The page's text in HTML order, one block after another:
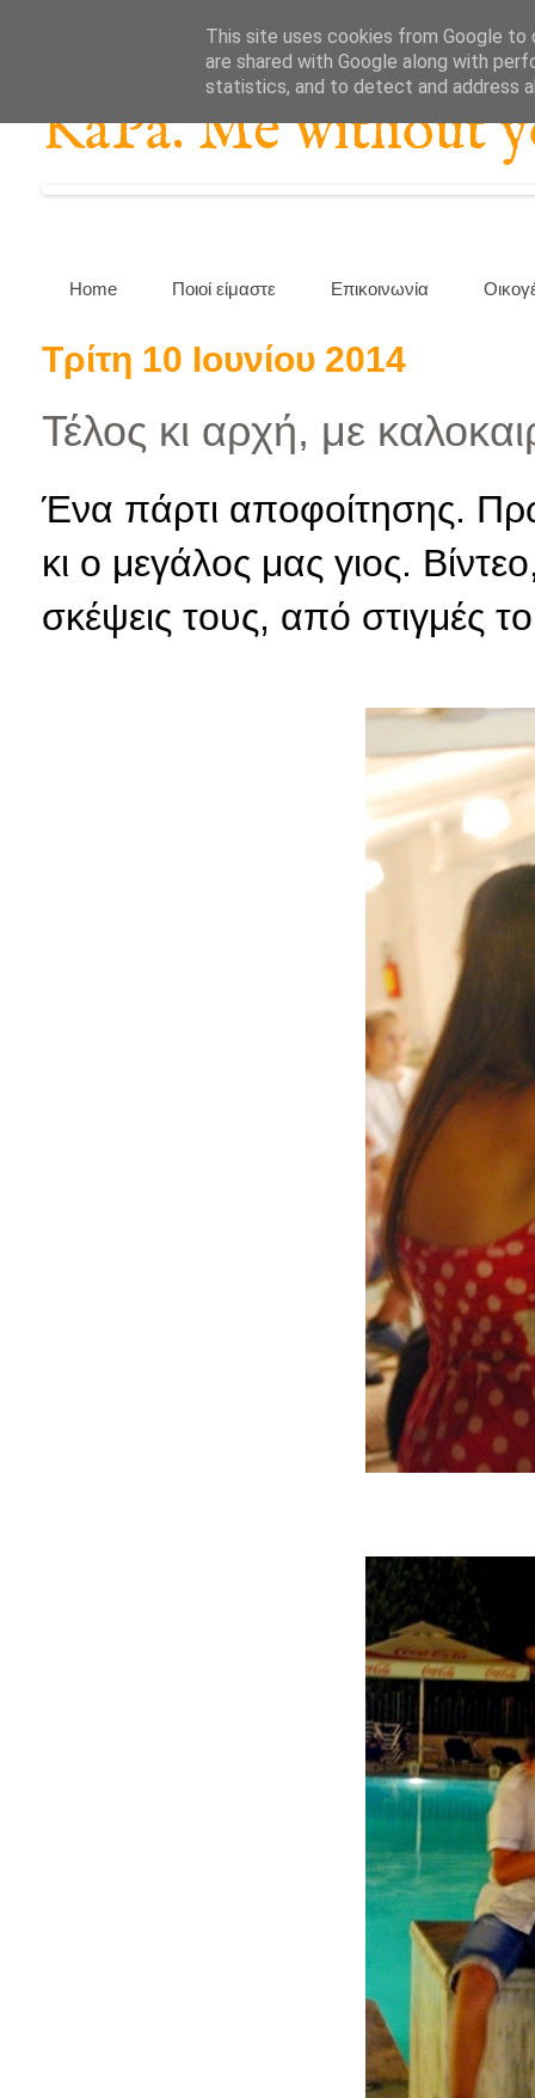
KaPa. Me without
Home Ποιοί είμαστε Επικοινωνία
Τρίτη 10 Ιουνίου 2014
Τέλος κι αρχή, με
Ένα πάρτι αποφοίτησης.
κι ο μεγάλος μας γιος.
σκέψεις τους, από στιγμές
This site uses cookies from Google to
are shared with Google along with
statistics, and to detect and address